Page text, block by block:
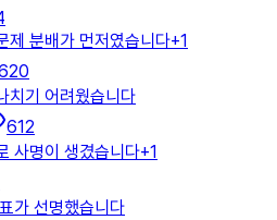
제 분배가 먼저였습니다+1
치기 어려웠습니다
612
사명이 생겼습니다+1
가 선명했습니다